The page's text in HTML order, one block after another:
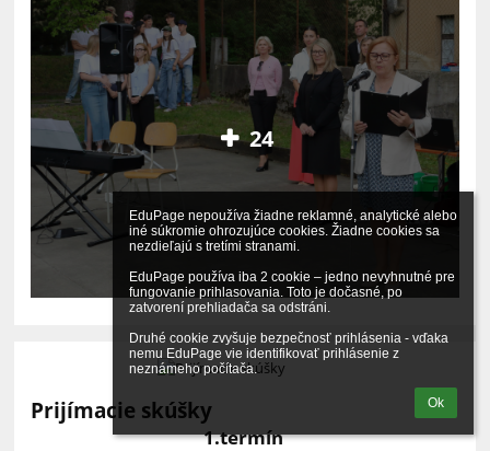
EduPage nepoužíva žiadne reklamné, analytické alebo
iné súkromie ohrozujúce cookies. Žiadne cookies sa
nezdieľajú s tretími stranami.
EduPage používa iba 2 cookie – jedno nevyhnutné pre
fungovanie prihlasovania. Toto je dočasné, po
zatvorení prehliadača sa odstráni.
Druhé cookie zvyšuje bezpečnosť prihlásenia - vďaka
nemu EduPage vie identifikovať prihlásenie z
neznámeho počítača.
Ok
24
Prijímacie skúšky
1.termín